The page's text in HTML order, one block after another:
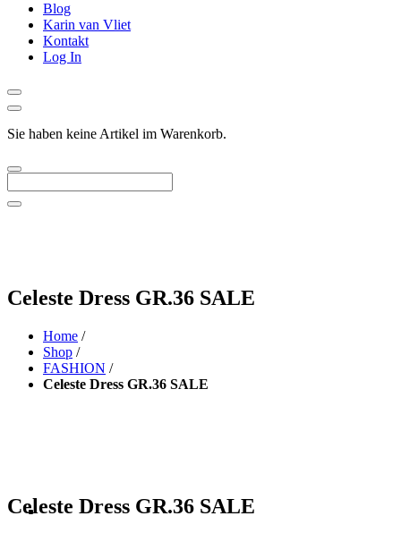
Blog
Karin van Vliet
Kontakt
Log In
Sie haben keine Artikel im Warenkorb.
Celeste Dress GR.36 SALE
Home /
Shop /
FASHION /
Celeste Dress GR.36 SALE
Celeste Dress GR.36 SALE